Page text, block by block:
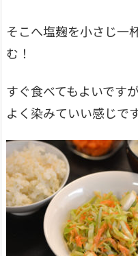
そこへ塩麹を小さじ一
む！
すぐ食べてもよいです
よく染みていい感じで